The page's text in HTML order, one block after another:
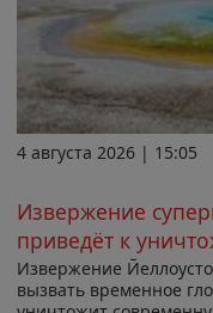
4 августа 2026 | 15:05
Извержение
приведёт к
Извержение
вызвать временное